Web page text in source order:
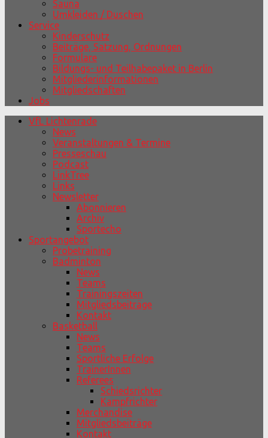
Sauna
Umkleiden / Duschen
Service
Kinderschutz
Beiträge, Satzung, Ordnungen
Formulare
Bildungs- und Teilhabepaket in Berlin
Mitgliederinformationen
Mitgliedschaften
Jobs
VfL Lichtenrade
News
Veranstaltungen & Termine
Presseschau
Podcast
LinkTree
Links
Newsletter
Abonnieren
Archiv
Sportecho
Sportangebot
Probetraining
Badminton
News
Teams
Trainingszeiten
Mitgliedsbeiträge
Kontakt
Basketball
News
Teams
Sportliche Erfolge
TrainerInnen
Referees
Schiedsrichter
Kampfrichter
Merchandise
Mitgliedsbeiträge
Kontakt